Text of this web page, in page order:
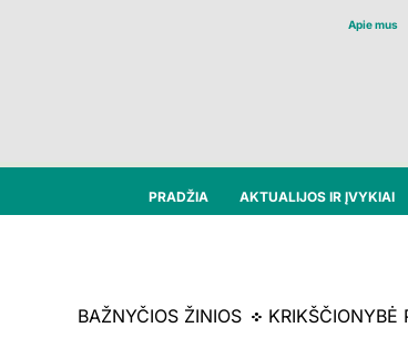
Apie mus
PRADŽIA AKTUALIJOS IR ĮVYKIAI
BAŽNYČIOS ŽINIOS KRIKŠČIONYBĖ